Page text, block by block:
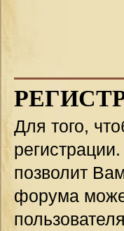
Для того,
позволит
форума